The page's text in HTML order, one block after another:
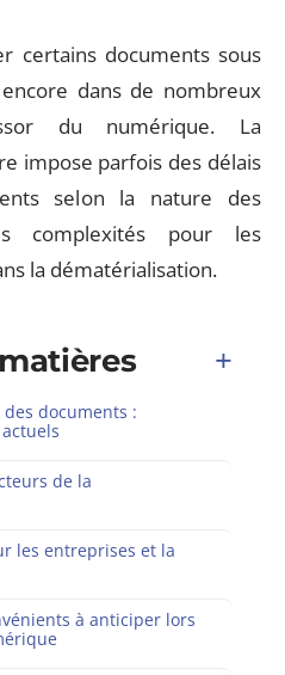
certains documents sous
dans de nombreux
du numérique. La
impose parfois des délais
selon la nature des
complexités pour les
la dématérialisation.
documents :
de la
les entreprises et la
à anticiper lors